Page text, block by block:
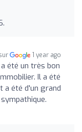
1 year ago
été un très bon
Il a été
a été d'un grand